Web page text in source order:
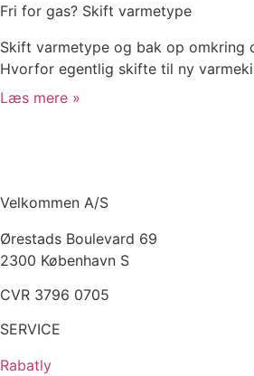
Fri for gas? Skift varmetype
Skift varmetype og bak op omkring
Hvorfor egentlig skifte til ny
Læs mere »
Velkommen A/S
Ørestads Boulevard 69
2300 København S
CVR 3796 0705
SERVICE
Rabatly